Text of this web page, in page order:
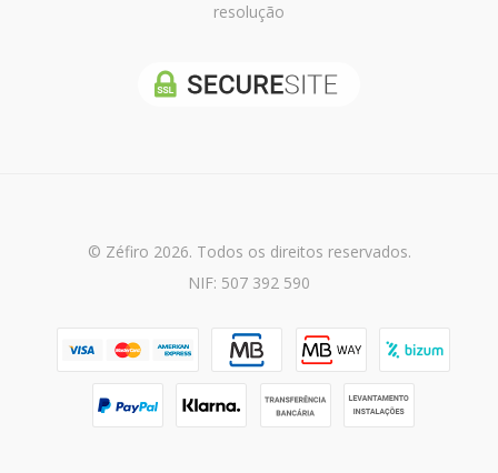
resolução
© Zéfiro 2026. Todos os direitos reservados.
NIF: 507 392 590